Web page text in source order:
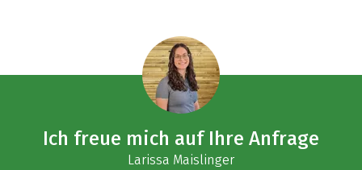
Ich freue mich auf Ihre Anfrage
Larissa Maislinger